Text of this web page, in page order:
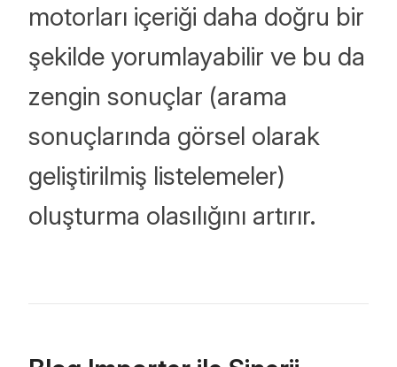
motorları içeriği daha doğru bir
şekilde yorumlayabilir ve bu da
zengin sonuçlar (arama
sonuçlarında görsel olarak
geliştirilmiş listelemeler)
oluşturma olasılığını artırır.